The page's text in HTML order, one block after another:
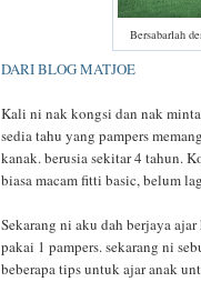
Bersabarlah
DARI BLOG MATJOE
Kali ni nak kongsi dan nak
sedia tahu yang pampers
kanak. berusia sekitar 4 tahun.
biasa macam fitti basic, belum
Sekarang ni aku dah berjaya
pakai 1 pampers. sekarang ni
beberapa tips untuk ajar anak